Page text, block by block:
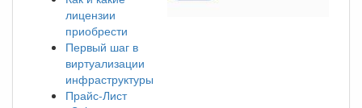
лицензии
приобрести
Первый шаг в
виртуализации
инфраструктуры
Прайс-Лист